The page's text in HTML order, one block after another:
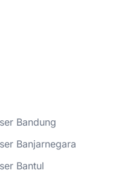
Bandung
Banjarnegara
Bantul